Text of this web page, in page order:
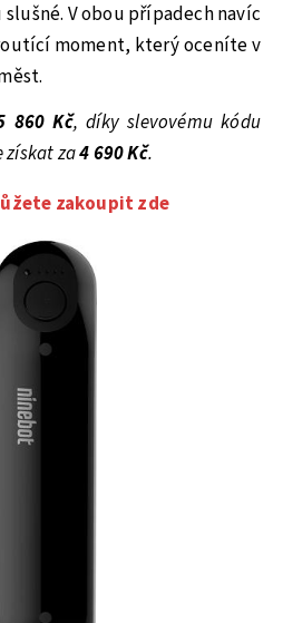
V obou případech navíc
moment, který oceníte v
860 Kč, díky slevovému kódu
získat za4 690 Kč.
zakoupit zde